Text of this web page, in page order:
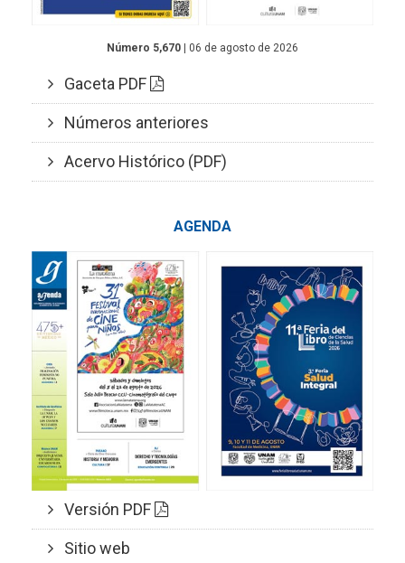
Número 5,670 | 06 de agosto de 2026
Gaceta PDF
Números anteriores
Acervo Histórico (PDF)
AGENDA
Versión PDF
Sitio web